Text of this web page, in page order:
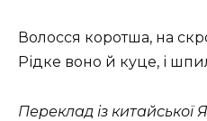
Волосся коротша, на
Рідке воно й куце, і
Переклад із